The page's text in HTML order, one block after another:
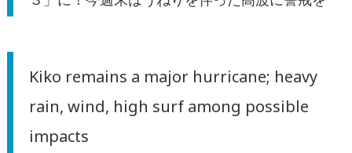
Kiko remains a major hurricane; heavy
rain, wind, high surf among possible
impacts